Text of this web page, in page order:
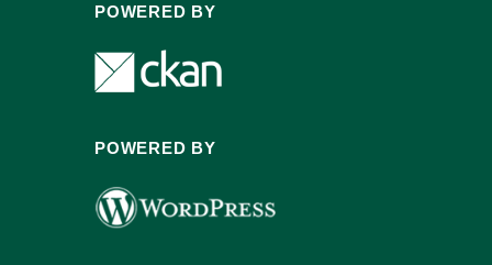
POWERED BY
POWERED BY